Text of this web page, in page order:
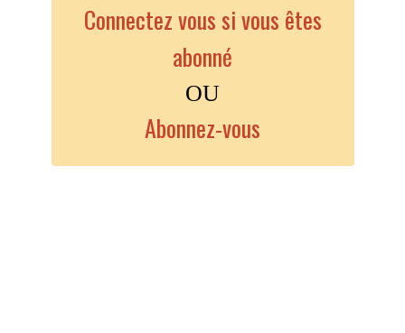
Connectez vous si vous êtes
abonné
OU
Abonnez-vous